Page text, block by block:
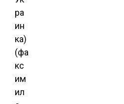
ра
ин
ка)
(фа
кс
им
ил